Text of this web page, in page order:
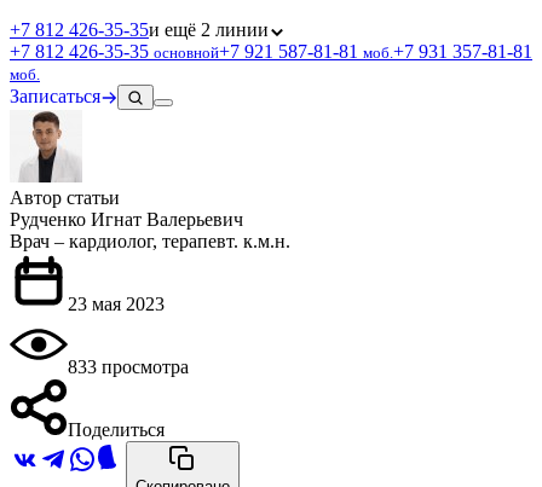
+7 812 426‑35‑35и ещё 2 линии
+7 812 426‑35‑35 основной+7 921 587‑81‑81 моб. +7 931 357‑81‑81
моб.
Записаться
Автор статьи
Рудченко Игнат Валерьевич
Врач – кардиолог, терапевт. к.м.н.
23 мая 2023
833 просмотра
Поделиться